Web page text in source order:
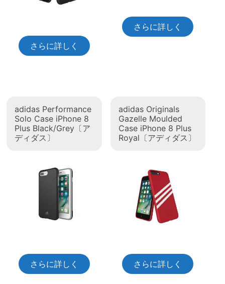
さらに詳しく
さらに詳しく
adidas Performance
Solo Case iPhone 8
Plus Black/Grey〔ア
ディダス〕
さらに詳しく
adidas Originals
Gazelle Moulded
Case iPhone 8 Plus
Royal〔アディダス〕
さらに詳しく